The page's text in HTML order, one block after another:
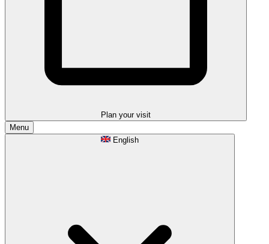
Plan your visit
Menu
English